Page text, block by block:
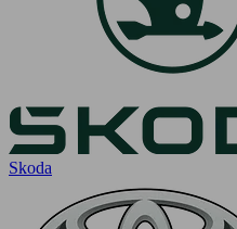
Skoda